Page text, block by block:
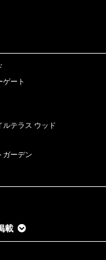
談会」11/11（土）・11/12（
オープン記念～ 関西エリア
舗オープンのお知らせ～
談会」9/9（土）・9/10（日）
）【首都圏】
ゲート
ルテラス ウッド
ガーデン
載